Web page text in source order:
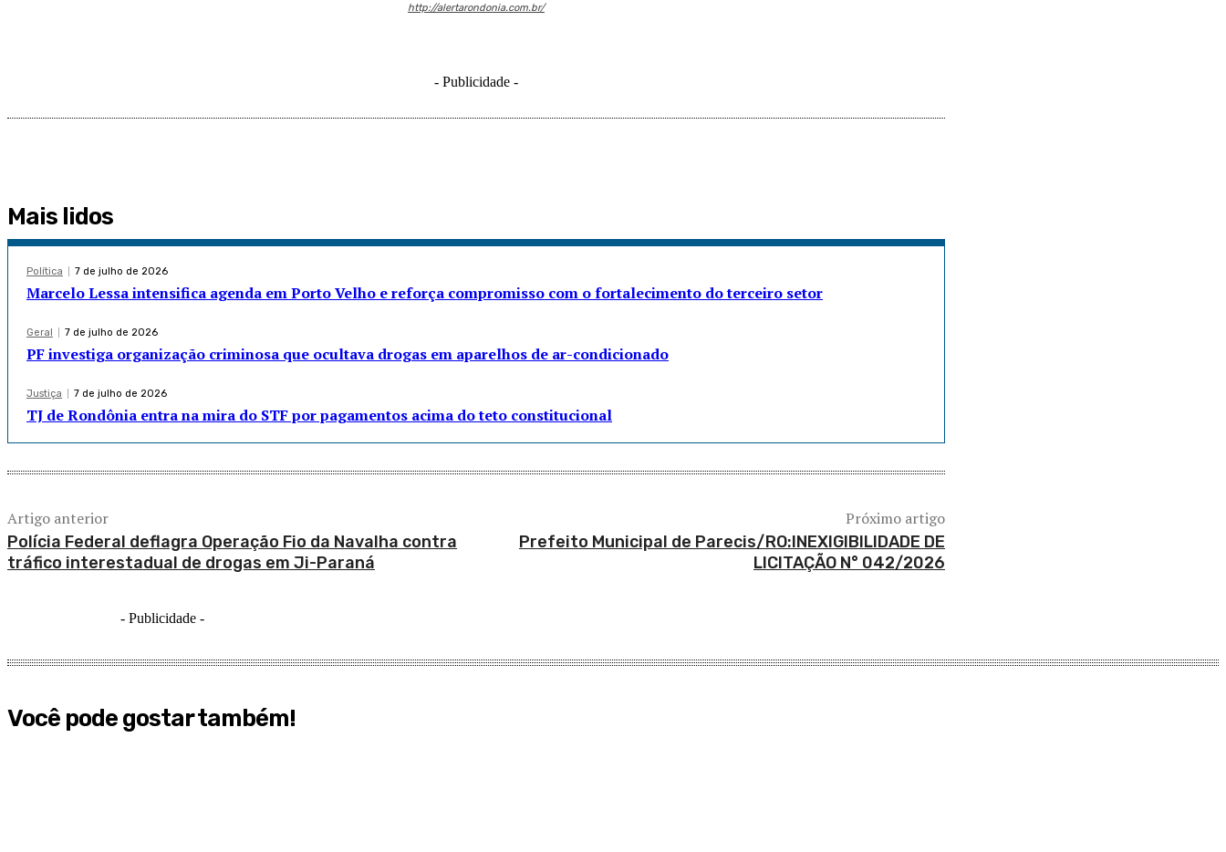
http://alertarondonia.com.br/
- Publicidade -
Mais lidos
Política 7 de julho de 2026
Marcelo Lessa intensifica agenda em Porto Velho e reforça compromisso com o fortalecimento do terceiro setor
Geral 7 de julho de 2026
PF investiga organização criminosa que ocultava drogas em aparelhos de ar-condicionado
Justiça 7 de julho de 2026
TJ de Rondônia entra na mira do STF por pagamentos acima do teto constitucional
Artigo anterior
Polícia Federal deflagra Operação Fio da Navalha contra
tráfico interestadual de drogas em Ji-Paraná
Próximo artigo
Prefeito Municipal de Parecis/RO:INEXIGIBILIDADE DE
LICITAÇÃO N° 042/2026
- Publicidade -
Você pode gostar também!